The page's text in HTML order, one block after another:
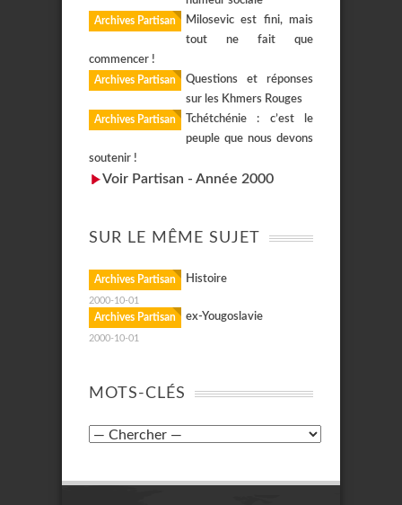
Archives Partisan
Milosevic est fini, mais
tout ne fait que
commencer !
Archives Partisan
Questions et réponses
sur les Khmers Rouges
Archives Partisan
Tchétchénie : c’est le
peuple que nous devons
soutenir !
Voir Partisan - Année 2000
SUR LE MÊME SUJET
Archives Partisan Histoire
2000-10-01
Archives Partisan ex-Yougoslavie
2000-10-01
MOTS-CLÉS